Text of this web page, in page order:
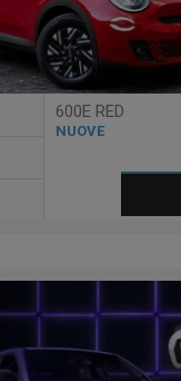
600E RED
NUOVE